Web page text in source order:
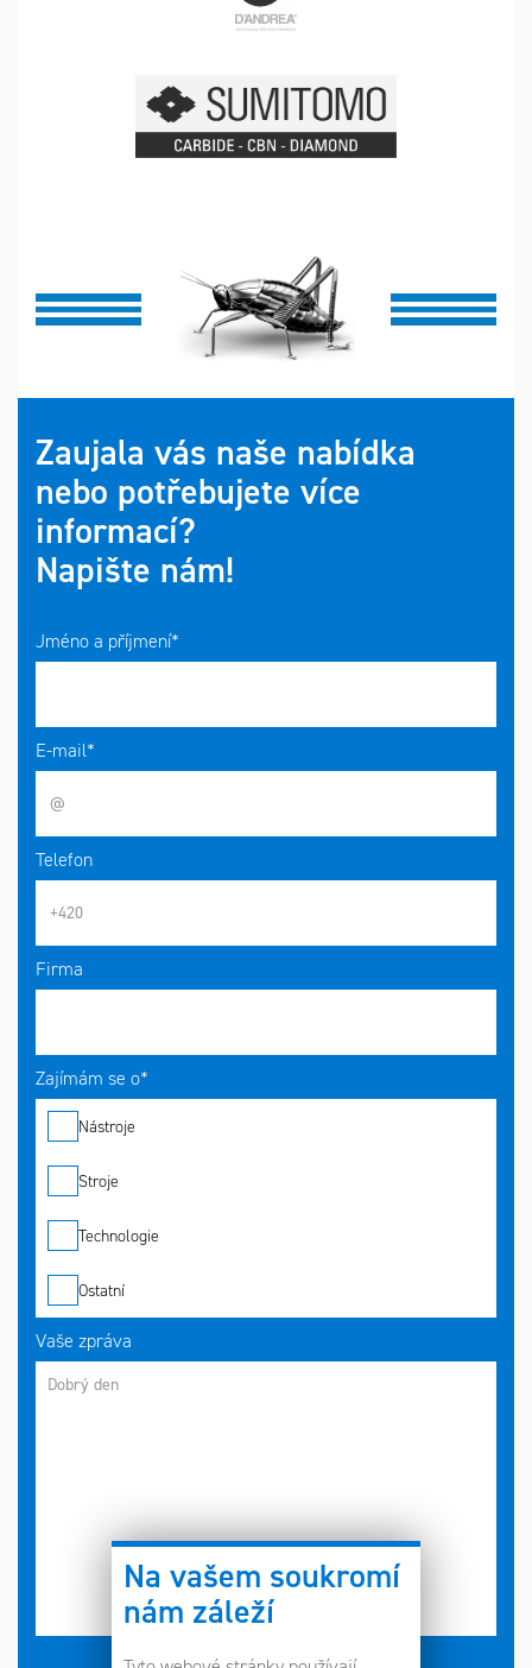
Na vašem soukromí
nám záleží
Zaujala vás naše nabídka
nebo potřebujete více
informací?
Napište nám!
Jméno a příjmení*
E-mail*
Telefon
Firma
Zajímám se o*
Nástroje
Stroje
Technologie
Ostatní
Vaše zpráva